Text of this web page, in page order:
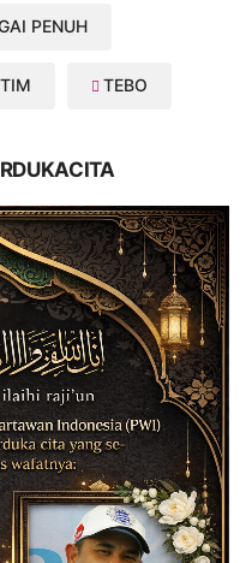
PENUH
TEBO